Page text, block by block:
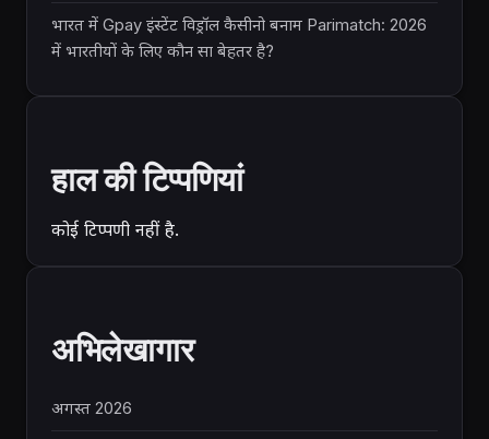
भारत में Gpay इंस्टेंट विड्रॉल कैसीनो बनाम Parimatch: 2026
में भारतीयों के लिए कौन सा बेहतर है?
हाल की टिप्पणियां
कोई टिप्पणी नहीं है.
अभिलेखागार
अगस्त 2026